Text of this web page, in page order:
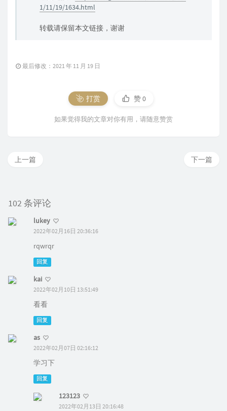
1/11/19/1634.html
转载请保留本文链接，谢谢
最后修改：2021 年 11 月 19 日
打赏 赞0
如果觉得我的文章对你有用，请随意赞赏
下一篇
上一篇
102 条评论
lukey
2022年02月16日 20:36:16
rqwrqr
回复
kai
2022年02月10日 13:51:49
看看
回复
as
2022年02月07日 02:16:12
学习下
回复
123123
2022年02月13日 20:16:48